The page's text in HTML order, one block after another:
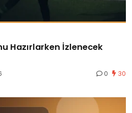
Hazırlarken İzlenecek
0 30